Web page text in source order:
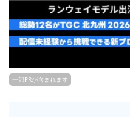
一部PRが含まれます